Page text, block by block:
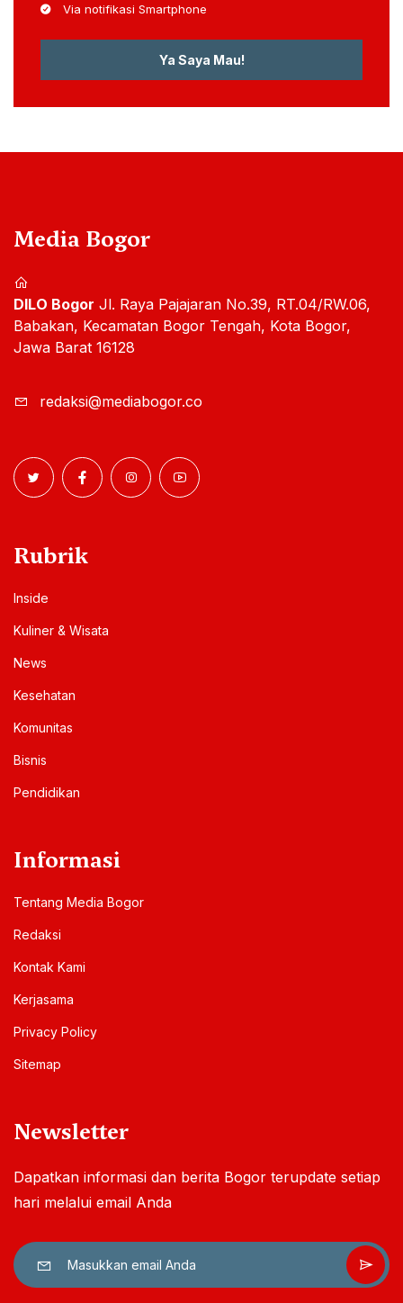
Via notifikasi Smartphone
Ya Saya Mau!
Media Bogor
DILO Bogor Jl. Raya Pajajaran No.39, RT.04/RW.06,
Babakan, Kecamatan Bogor Tengah, Kota Bogor,
Jawa Barat 16128
redaksi@mediabogor.co
Rubrik
Inside
Kuliner & Wisata
News
Kesehatan
Komunitas
Bisnis
Pendidikan
Informasi
Tentang Media Bogor
Redaksi
Kontak Kami
Kerjasama
Privacy Policy
Sitemap
Newsletter
Dapatkan informasi dan berita Bogor terupdate setiap
hari melalui email Anda